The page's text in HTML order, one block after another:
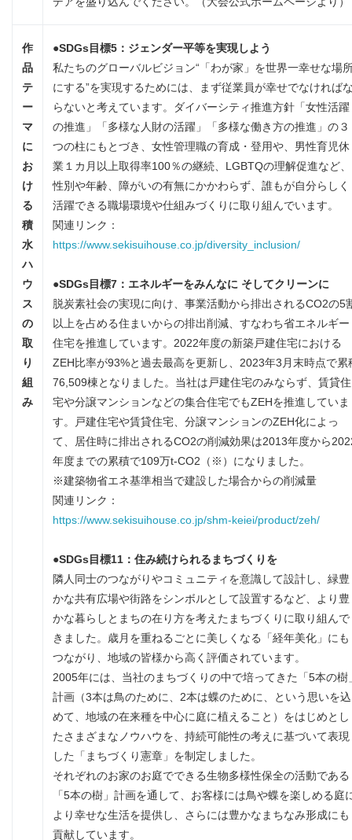
作
品
テ
ー
マ
に
お
け
る
積
水
ハ
ウ
ス
の
取
り
組
み
●SDGs 目標5 ：ジェンダー平等を実現しよう
私たちのグローバルビジョン“「わが家」を世界一幸せな場
にする”を実現するためには、まず従業員が幸せでなければ
らないと考えています。ダイバーシティ推進方針「女性活躍
の推進」「多様な人財の活躍」「多様な働き方の推進」の３
つの柱にもとづき、女性管理職の育成・登用や、男性育児休
業１カ月以上取得率100％の継続、LGBTQの理解促進など、
性別や年齢、障がいの有無にかかわらず、誰もが自分らしく
活躍できる職場環境や仕組みづくりに取り組んでいます。
関連リンク：
https://www.sekisuihouse.co.jp/diversity_inclusion/
●SDGs 目標7 ：エネルギーをみんなに そしてクリーンに
脱炭素社会の実現に向け、事業活動から排出されるCO2の5
以上を占める住まいからの排出削減、すなわち省エネルギー
住宅を推進しています。2022年度の新築戸建住宅における
ZEH比率が93%と過去最高を更新し、2023年3月末時点で累
76,509棟となりました。当社は戸建住宅のみならず、賃貸住
宅や分譲マンションなどの集合住宅でもZEHを推進していま
す。戸建住宅や賃貸住宅、分譲マンションのZEH化によっ
て、居住時に排出されるCO2の削減効果は2013年度から
年度までの累積で109万t-CO2（※）になりました。
※建築物省エネ基準相当で建設した場合からの削減量
関連リンク：
https://www.sekisuihouse.co.jp/shm-keiei/product/zeh/
●SDGs 目標11 ：住み続けられるまちづくりを
隣人同士のつながりやコミュニティを意識して設計し、緑豊
かな共有広場や街路をシンボルとして設置するなど、より豊
かな暮らしとまちの在り方を考えたまちづくりに取り組んで
きました。歳月を重ねるごとに美しくなる「経年美化」にも
つながり、地域の皆様から高く評価されています。
2005年には、当社のまちづくりの中で培ってきた「5本の樹
計画（3本は鳥のために、2本は蝶のために、という思いを込
めて、地域の在来種を中心に庭に植えること）をはじめとし
たさまざまなノウハウを、持続可能性の考えに基づいて表現
した「まちづくり憲章」を制定しました。
それぞれのお家のお庭でできる生物多様性保全の活動である
「5本の樹」計画を通して、お客様には鳥や蝶を楽しめる庭
より幸せな生活を提供し、さらには豊かなまちなみ形成にも
貢献しています。